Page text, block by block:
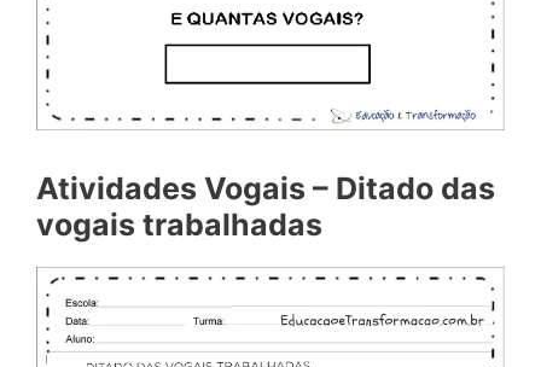
Atividades Vogais – Ditado das
vogais trabalhadas